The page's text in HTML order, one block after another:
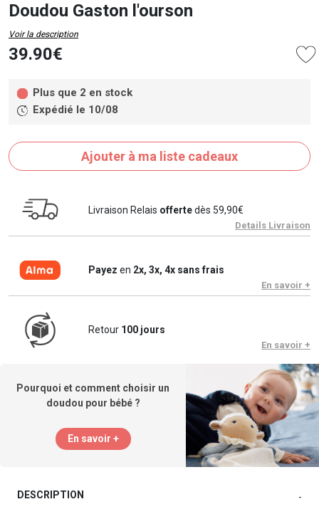
Doudou Gaston l'ourson
Voir la description
39.90€
Plus que 2 en stock
Expédié le 10/08
Ajouter à ma liste cadeaux
Livraison Relais offertedès 59,90€
Details Livraison
Payez en 2x, 3x, 4x sans frais
En savoir +
Retour 100 jours
En savoir +
Pourquoi et comment choisir un
doudou pour bébé ?
En savoir +
DESCRIPTION -